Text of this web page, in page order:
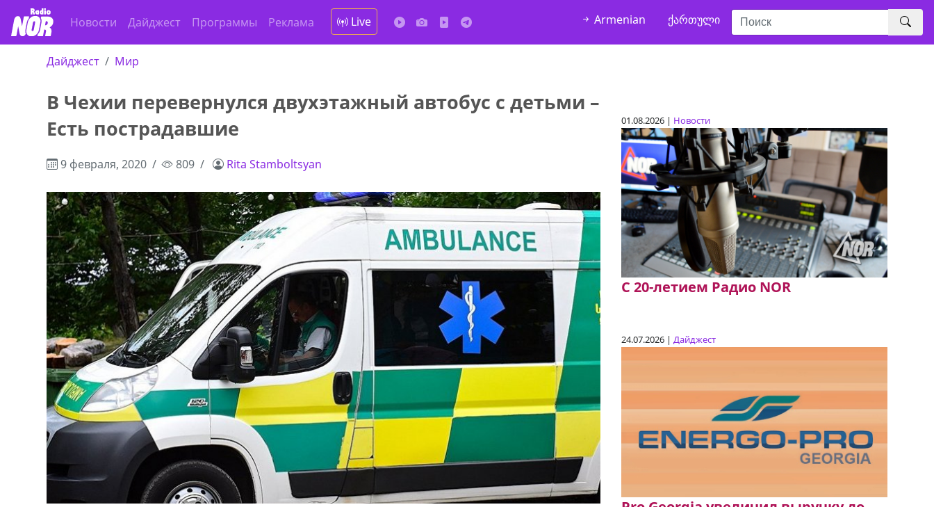
Новости Дайджест Программы Реклама Live Armenian ქართული
Дайджест Мир
В Чехии перевернулся двухэтажный автобус с детьми –
Есть пострадавшие
9 февраля, 2020 809 Rita Stamboltsyan
01.08.2026 | Новости
C 20-летием Радио NOR
24.07.2026 | Дайджест